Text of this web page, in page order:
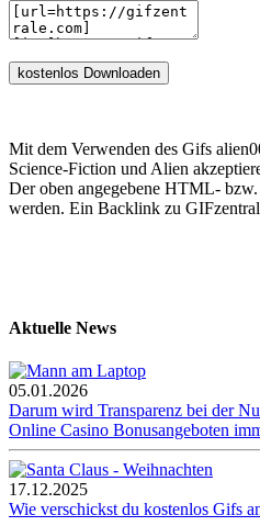
Mit dem Verwenden des Gifs
Science-Fiction und Alien
Der oben angegebene HTML-
werden. Ein Backlink zu
Aktuelle News
05.01.2026
Darum wird Transparenz bei der
Online Casino Bonusangeboten
17.12.2025
Wie verschickst du kostenlos Gifs